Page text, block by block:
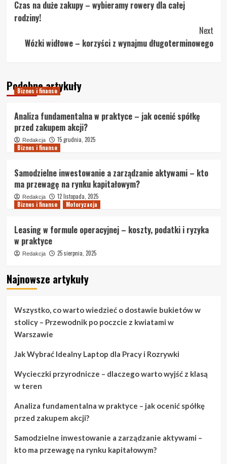
Navigation
Czas na duże zakupy – wybieramy rowery dla całej
rodziny!
Next
Wózki widłowe – korzyści z wynajmu długoterminowego
Podobne artykuły
Biznes i finanse
Analiza fundamentalna w praktyce – jak ocenić spółkę
przed zakupem akcji?
Redakcja
15 grudnia, 2025
Biznes i finanse
Samodzielne inwestowanie a zarządzanie aktywami – kto
ma przewagę na rynku kapitałowym?
Redakcja
12 listopada, 2025
Biznes i finanse
Motoryzacja
Leasing w formule operacyjnej – koszty, podatki i ryzyka
w praktyce
Redakcja 25 sierpnia, 2025
Najnowsze artykuły
Wszystko, co warto wiedzieć o dostawie bukietów w
stolicy – Przewodnik po poczcie z kwiatami w
Warszawie
Jak Wybrać Idealny Laptop dla Pracy i Rozrywki
Wycieczki przyrodnicze – dlaczego warto wyjść z klasą
w teren
Analiza fundamentalna w praktyce – jak ocenić spółkę
przed zakupem akcji?
Samodzielne inwestowanie a zarządzanie aktywami –
kto ma przewagę na rynku kapitałowym?